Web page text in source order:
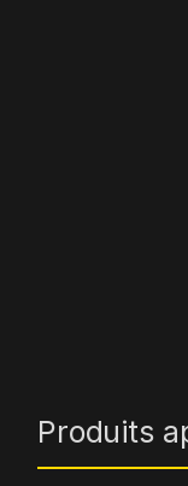
Produits